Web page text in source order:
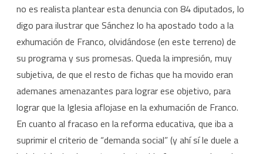
no es realista plantear esta denuncia con 84 diputados, lo
digo para ilustrar que Sánchez lo ha apostado todo a la
exhumación de Franco, olvidándose (en este terreno) de
su programa y sus promesas. Queda la impresión, muy
subjetiva, de que el resto de fichas que ha movido eran
ademanes amenazantes para lograr ese objetivo, para
lograr que la Iglesia aflojase en la exhumación de Franco.
En cuanto al fracaso en la reforma educativa, que iba a
suprimir el criterio de “demanda social” (y ahí sí le duele a